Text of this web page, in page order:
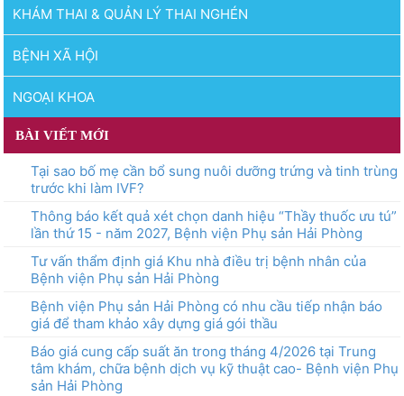
KHÁM THAI & QUẢN LÝ THAI NGHÉN
BỆNH XÃ HỘI
NGOẠI KHOA
BÀI VIẾT MỚI
Tại sao bố mẹ cần bổ sung nuôi dưỡng trứng và tinh trùng
trước khi làm IVF?
Thông báo kết quả xét chọn danh hiệu “Thầy thuốc ưu tú”
lần thứ 15 - năm 2027, Bệnh viện Phụ sản Hải Phòng
Tư vấn thẩm định giá Khu nhà điều trị bệnh nhân của
Bệnh viện Phụ sản Hải Phòng
Bệnh viện Phụ sản Hải Phòng có nhu cầu tiếp nhận báo
giá để tham khảo xây dựng giá gói thầu
Báo giá cung cấp suất ăn trong tháng 4/2026 tại Trung
tâm khám, chữa bệnh dịch vụ kỹ thuật cao- Bệnh viện Phụ
sản Hải Phòng